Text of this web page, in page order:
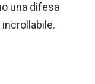
una difesa